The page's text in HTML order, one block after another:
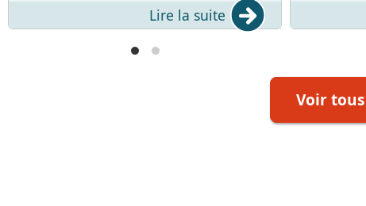
Lire la suite
Voir